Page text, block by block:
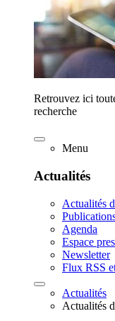
Retrouvez ici
recherche
Menu
Actualités
Actualités
Agenda
Espace
Newsletter
Flux RSS
Actualités
Actualités